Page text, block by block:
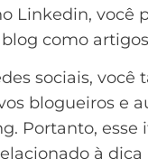
Linkedin, você
como
sociais, você
blogueiros e
Portanto, esse
à dica